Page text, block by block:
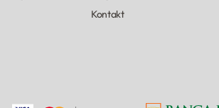
Kontakt